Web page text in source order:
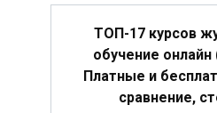
ТОП-17 курсов
обучение
Платные и
сравнение,